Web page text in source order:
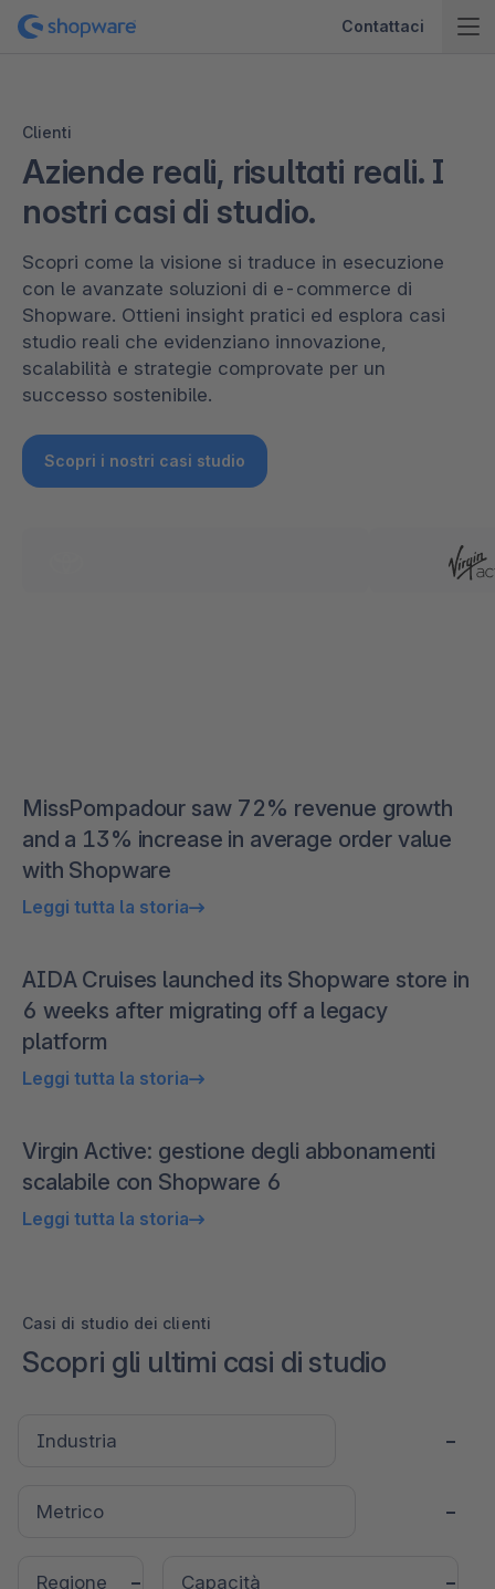
Contattaci
Clienti
Aziende reali, risultati reali. I
nostri casi di studio.
Scopri come la visione si traduce in esecuzione
con le avanzate soluzioni di e-commerce di
Shopware. Ottieni insight pratici ed esplora casi
studio reali che evidenziano innovazione,
scalabilità e strategie comprovate per un
successo sostenibile.
Scopri i nostri casi studio
MissPompadour saw 72% revenue growth
and a 13% increase in average order value
with Shopware
Leggi tutta la storia
AIDA Cruises launched its Shopware store in
6 weeks after migrating off a legacy
platform
Leggi tutta la storia
Virgin Active: gestione degli abbonamenti
scalabile con Shopware 6
Leggi tutta la storia
Casi di studio dei clienti
Scopri gli ultimi casi di studio